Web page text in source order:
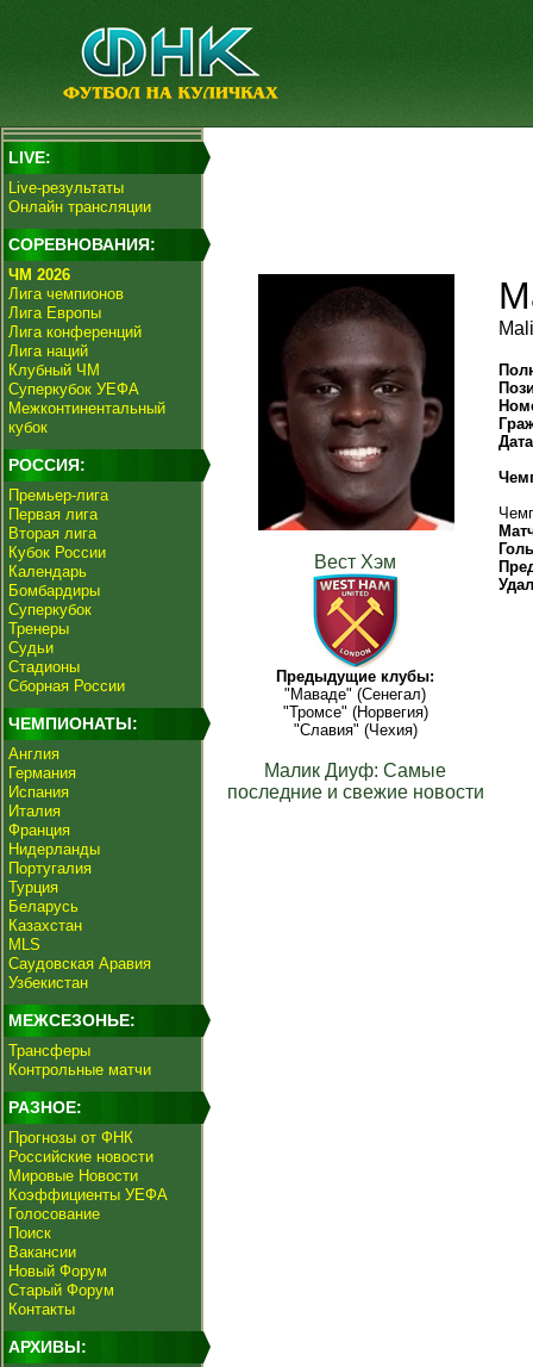
LIVE:
Live-результаты
Онлайн трансляции
СОРЕВНОВАНИЯ:
ЧМ 2026
Лига чемпионов
Лига Европы
Лига конференций
Лига наций
Клубный ЧМ
Суперкубок УЕФА
Межконтинентальный
кубок
РОССИЯ:
Премьер-лига
Первая лига
Вторая лига
Кубок России
Календарь
Бомбардиры
Суперкубок
Тренеры
Судьи
Стадионы
Сборная России
ЧЕМПИОНАТЫ:
Англия
Германия
Испания
Италия
Франция
Нидерланды
Португалия
Турция
Беларусь
Казахстан
MLS
Саудовская Аравия
Узбекистан
МЕЖСЕЗОНЬЕ:
Трансферы
Контрольные матчи
РАЗНОЕ:
Прогнозы от ФНК
Российские новости
Мировые Новости
Коэффициенты УЕФА
Голосование
Поиск
Вакансии
Новый Форум
Старый Форум
Контакты
АРХИВЫ:
Вест Хэм
Предыдущие клубы:
"Маваде" (Сенегал)
"Тромсе" (Норвегия)
"Славия" (Чехия)
Малик Диуф: Самые
последние и свежие новости